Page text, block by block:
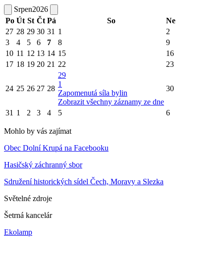
Srpen2026
Po Út St Čt Pá So
Ne
27 28 29 30 31 1
2
3
4 5 6 7 8
9
10 11 12 13 14 15
16
17 18 19 20 21 22 23
24 25 26 27 28
29
1
Zapomenutá síla bylin
Zobrazit všechny záznamy ze dne
30
31 1 2 3 4 5 6
Mohlo by vás zajímat
Obec Dolní Krupá na Facebooku
Hasičský záchranný sbor
Sdružení historických sídel Čech, Moravy a Slezka
Světelné zdroje
Šetrná kancelár
Ekolamp